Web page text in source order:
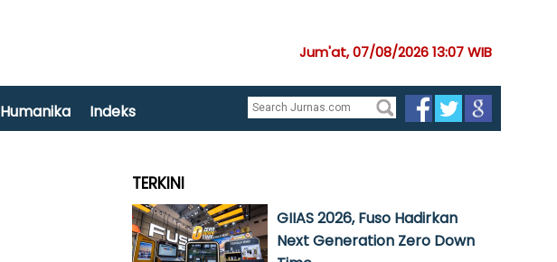
Jum'at, 07/08/2026 13:07 WIB
Humanika Indeks
TERKINI
GIIAS 2026, Fuso Hadirkan
Next Generation Zero Down